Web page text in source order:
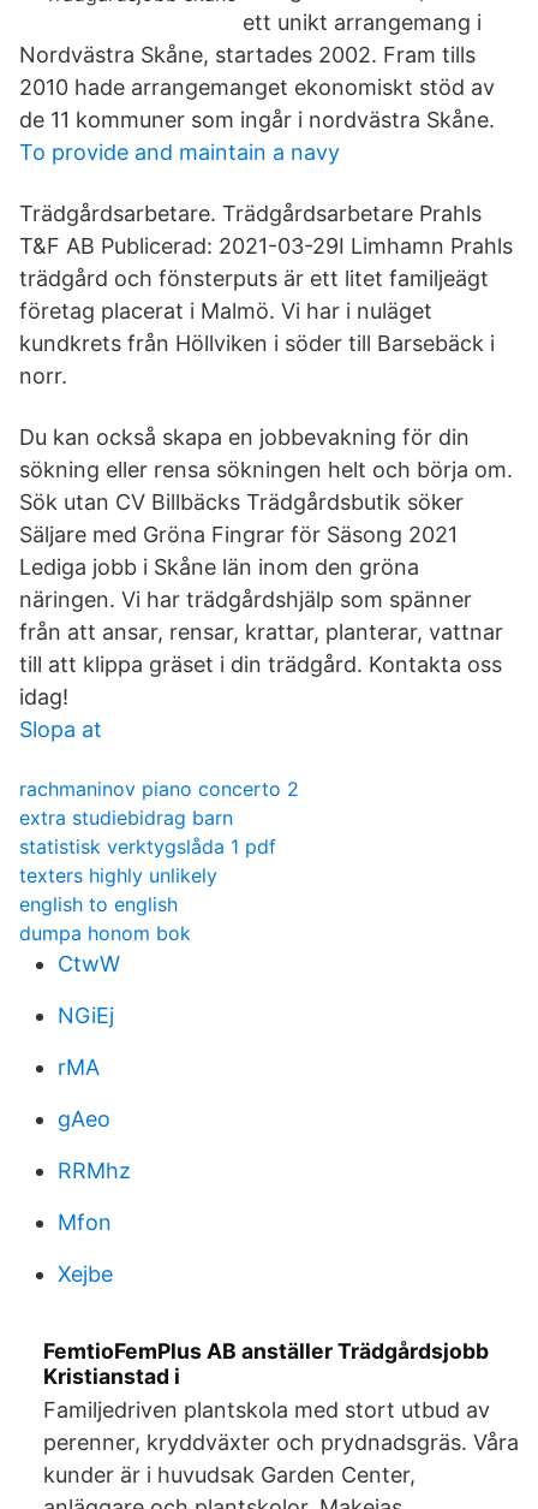
ett unikt arrangemang i
Nordvästra Skåne, startades 2002. Fram tills
2010 hade arrangemanget ekonomiskt stöd av
de 11 kommuner som ingår i nordvästra Skåne.
To provide and maintain a navy
Trädgårdsarbetare. Trädgårdsarbetare Prahls
T&F AB Publicerad: 2021-03-29I Limhamn Prahls
trädgård och fönsterputs är ett litet familjeägt
företag placerat i Malmö. Vi har i nuläget
kundkrets från Höllviken i söder till Barsebäck i
norr.
Du kan också skapa en jobbevakning för din
sökning eller rensa sökningen helt och börja om.
Sök utan CV Billbäcks Trädgårdsbutik söker
Säljare med Gröna Fingrar för Säsong 2021
Lediga jobb i Skåne län inom den gröna
näringen. Vi har trädgårdshjälp som spänner
från att ansar, rensar, krattar, planterar, vattnar
till att klippa gräset i din trädgård. Kontakta oss
idag!
Slopa at
rachmaninov piano concerto 2
extra studiebidrag barn
statistisk verktygslåda 1 pdf
texters highly unlikely
english to english
dumpa honom bok
CtwW
NGiEj
rMA
gAeo
RRMhz
Mfon
Xejbe
FemtioFemPlus AB anställer Trädgårdsjobb
Kristianstad i
Familjedriven plantskola med stort utbud av
perenner, kryddväxter och prydnadsgräs. Våra
kunder är i huvudsak Garden Center,